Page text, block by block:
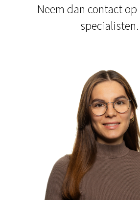
Neem dan contact
specialisten.